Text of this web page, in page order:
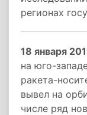
регионах
18 января
на юго-
ракета-
вывел на
числе ряд